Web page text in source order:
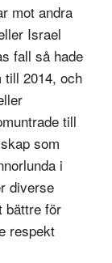
mot andra
Israel
fall så hade
till 2014, och
till
som
i
diverse
bättre för
respekt